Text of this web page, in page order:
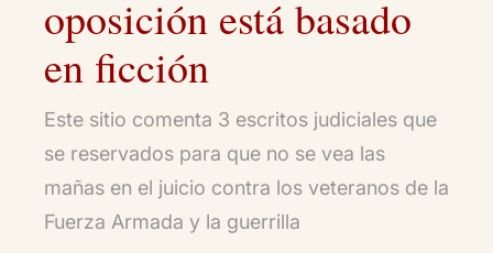
oposición está basado
en ficción
Este sitio comenta 3 escritos judiciales que
se reservados para que no se vea las
mañas en el juicio contra los veteranos de la
Fuerza Armada y la guerrilla